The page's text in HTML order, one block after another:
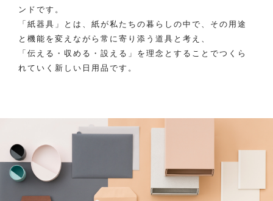
ンドです。
「紙器具」とは、紙が私たちの暮らしの中で、その用途
と機能を変えながら常に寄り添う道具と考え、
「伝える・収める・設える」を理念とすることでつくら
れていく新しい日用品です。